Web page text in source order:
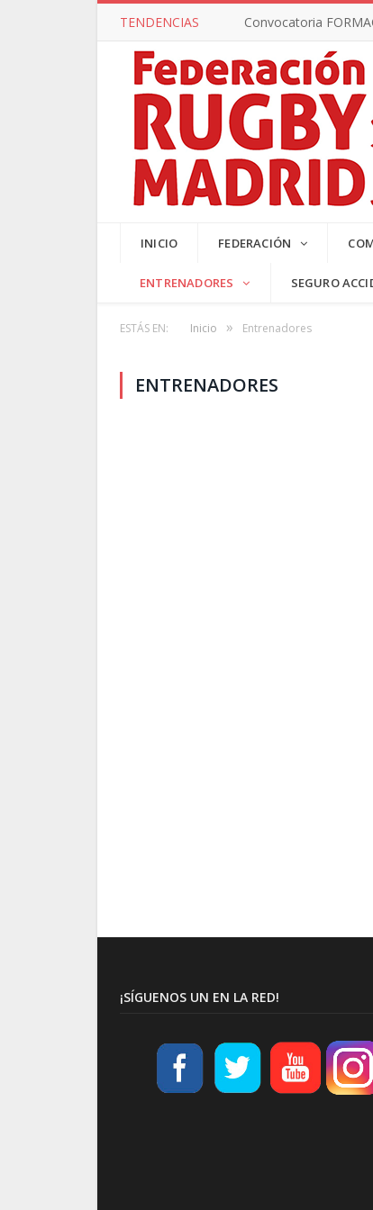
TENDENCIAS Convocatoria
INICIO FEDERACIÓN
ENTRENADORES SEGURO
ESTÁS EN: Inicio » Entrenadores
ENTRENADORES
¡SÍGUENOS UN EN LA RED!